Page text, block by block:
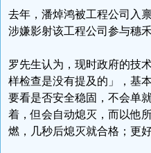
去年，潘焯鸿被工程公司入
涉嫌影射该工程公司参与穗
罗先生认为，现时政府的技
样检查是没有提及的」，基
要看是否安全稳固，不会单
着，但会自动熄灭，而以他
燃，几秒后熄灭就合格；更